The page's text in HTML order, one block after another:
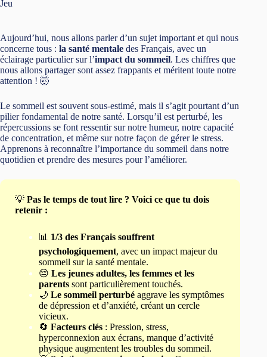
Jeu
Aujourd’hui, nous allons parler d’un sujet important et qui nous
concerne tous : la santé mentale des Français, avec un
éclairage particulier sur l’impact du sommeil. Les chiffres que
nous allons partager sont assez frappants et méritent toute notre
attention ! 🤯
Le sommeil est souvent sous-estimé, mais il s’agit pourtant d’un
pilier fondamental de notre santé. Lorsqu’il est perturbé, les
répercussions se font ressentir sur notre humeur, notre capacité
de concentration, et même sur notre façon de gérer le stress.
Apprenons à reconnaître l’importance du sommeil dans notre
quotidien et prendre des mesures pour l’améliorer.
💡 Pas le temps de tout lire ? Voici ce que tu dois
retenir :
📊 1/3 des Français souffrent
psychologiquement, avec un impact majeur du
sommeil sur la santé mentale.
😔 Les jeunes adultes, les femmes et les
parents sont particulièrement touchés.
🌙 Le sommeil perturbé aggrave les symptômes
de dépression et d’anxiété, créant un cercle
vicieux.
🔄 Facteurs clés : Pression, stress,
hyperconnexion aux écrans, manque d’activité
physique augmentent les troubles du sommeil.